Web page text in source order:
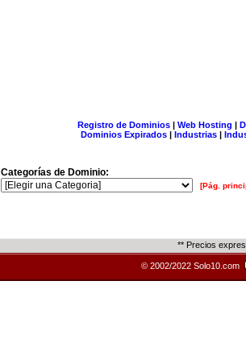
Registro de Dominios| Web Hosting |
Dominios Expirados | Industrias |
Categorías de Dominio:
[Pág.
** Precios
© 2002/2022 Solo10.com